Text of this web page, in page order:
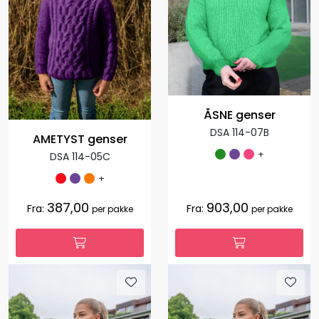
AMETYST genser
DSA 114-05C
+
Fra: 387,00 per pakke
ÅSNE genser
DSA 114-07B
+
Fra: 903,00 per pakke